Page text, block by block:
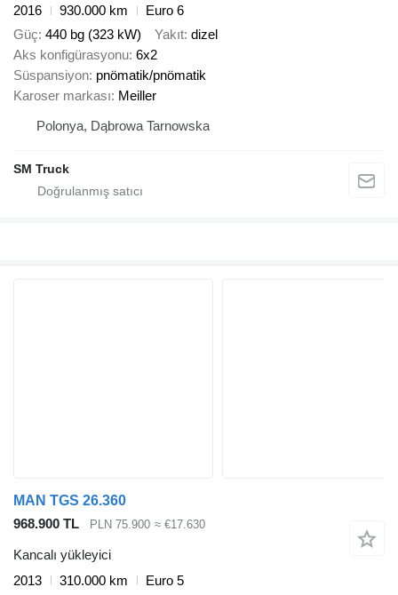
2016
930.000 km
Euro 6
Güç 440 bg (323 kW) Yakıt dizel
Aks konfigürasyonu 6x2
Süspansiyon pnömatik/pnömatik
Karoser markası Meiller
Polonya, Dąbrowa Tarnowska
SM Truck
MAN TGS 26.360
968.900 TL
PLN 75.900 ≈ €17.630
Kancalı yükleyici
2013
310.000 km
Euro 5